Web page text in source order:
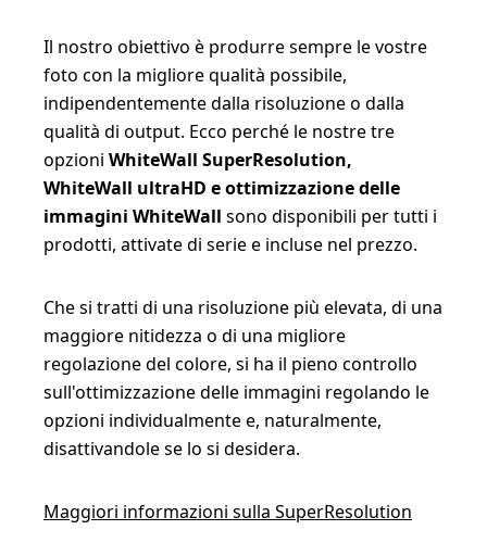
Il nostro obiettivo è produrre sempre le vostre
foto con la migliore qualità possibile,
indipendentemente dalla risoluzione o dalla
qualità di output. Ecco perché le nostre tre
opzioni WhiteWall SuperResolution,
WhiteWall ultraHD e ottimizzazione delle
immagini WhiteWall sono disponibili per tutti i
prodotti, attivate di serie e incluse nel prezzo.
Che si tratti di una risoluzione più elevata, di una
maggiore nitidezza o di una migliore
regolazione del colore, si ha il pieno controllo
sull'ottimizzazione delle immagini regolando le
opzioni individualmente e, naturalmente,
disattivandole se lo si desidera.
Maggiori informazioni sulla SuperResolution